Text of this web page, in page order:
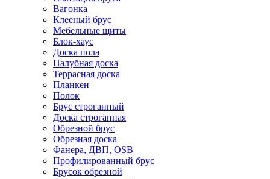
Вагонка
Клееный брус
Мебельные щиты
Блок-хаус
Доска пола
Палубная доска
Террасная доска
Планкен
Полок
Брус строганный
Доска строганная
Обрезной брус
Обрезная доска
Фанера, ДВП, OSB
Профилированный брус
Брусок обрезной